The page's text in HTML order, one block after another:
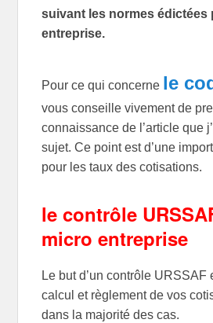
suivant les normes édictées
entreprise.
Pour ce qui concerne le
vous conseille vivement de
connaissance de l’article que
sujet. Ce point est d’une
pour les taux des cotisations.
le contrôle
micro entreprise
Le but d’un contrôle URSSAF
calcul et règlement de vos
dans la majorité des cas.